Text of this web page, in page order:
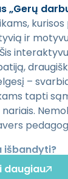
„Gerų
ir
–
tapti
išbandyti?
ir
daugiau